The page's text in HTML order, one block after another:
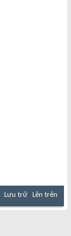
Lưu trữ Lên trên